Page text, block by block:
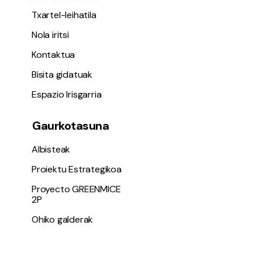
Txartel-leihatila
Nola iritsi
Kontaktua
Bisita gidatuak
Espazio Irisgarria
Gaurkotasuna
Albisteak
Proiektu Estrategikoa
Proyecto GREENMICE
2P
Ohiko galderak